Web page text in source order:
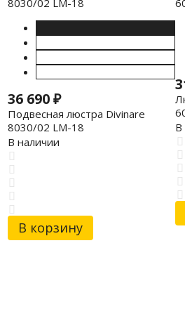
36 690₽
Подвесная люстра Divinare
8030/02 LM-18
В наличии
В корзину
В